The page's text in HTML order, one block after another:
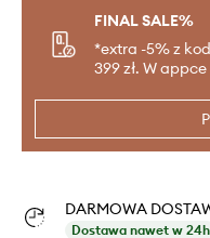
FINAL SALE%
*extra -5% z
399 zł. W
DARMOWA
Dostawa nawet w 24h